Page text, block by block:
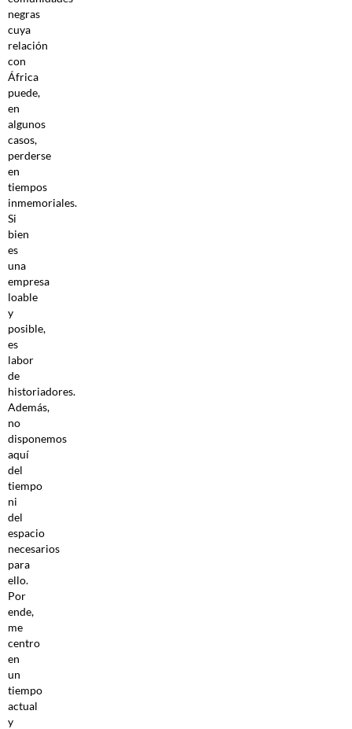
negras
cuya
relación
con
África
puede,
en
algunos
casos,
perderse
en
tiempos
inmemoriales.
Si
bien
es
una
empresa
loable
y
posible,
es
labor
de
historiadores.
Además,
no
disponemos
aquí
del
tiempo
ni
del
espacio
necesarios
para
ello.
Por
ende,
me
centro
en
un
tiempo
actual
y